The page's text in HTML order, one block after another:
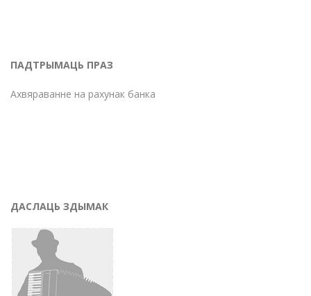
ПАДТРЫМАЦЬ ПРАЗ
Ахвяраванне на рахунак банка
ДАСЛАЦЬ ЗДЫМАК